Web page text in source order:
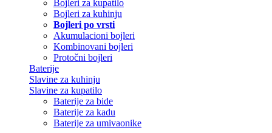
Bojleri za kupatilo
Bojleri za kuhinju
Bojleri po vrsti
Akumulacioni bojleri
Kombinovani bojleri
Protočni bojleri
Baterije
Slavine za kuhinju
Slavine za kupatilo
Baterije za bide
Baterije za kadu
Baterije za umivaonike